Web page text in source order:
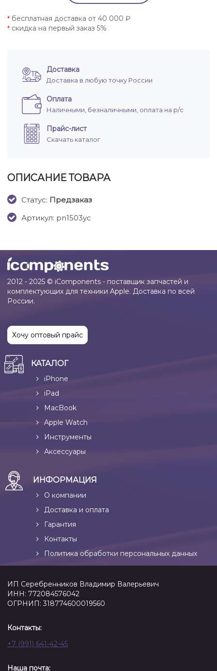
* бесплатная доставка от 40 000 ₽
* скидка на первый заказ 5%
Доставка
Доставка в любую точку России
Оплата
Наличными, безналичными, оплата на р/с
Прайс-лист
Скачать каталог
ОПИСАНИЕ ТОВАРА
Cтатус: Предзаказ
Артикул: pn1503yc
2012 - 2025 © iComponents - поставщик запчастей и
комплектующих для техники Apple. Доставка по всей
России.
Хочу оптовый прайс
КАТАЛОГ
iPhone
iPad
MacBook
Apple Watch
Инструменты
Аксессуары
ИНФОРМАЦИЯ
О компании
Доставка и оплата
Гарантия
Контакты
Политика обработки персональных данных
ИП Серебренников Владимир Валерьевич
ИНН: 772084576042
ОГРНИП: 318774600019560
Контакты:
+7 (991) 641-42-45
Наша почта: